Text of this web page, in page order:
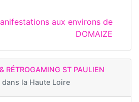
aux environs de
DOMAIZE
RÉTROGAMING ST PAULIEN
dans la Haute Loire